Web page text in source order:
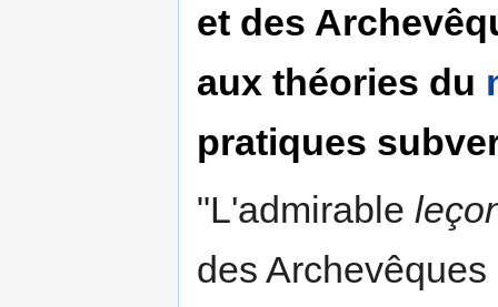
et des
aux théories du
pratiques
"L'admirable
des